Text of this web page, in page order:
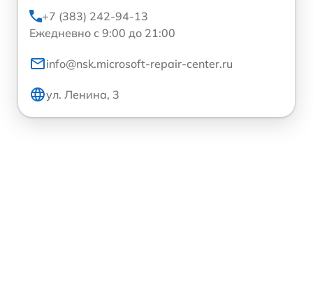
+7 (383) 242-94-13
Ежедневно с 9:00 до 21:00
info@nsk.microsoft-repair-center.ru
ул. Ленина, 3